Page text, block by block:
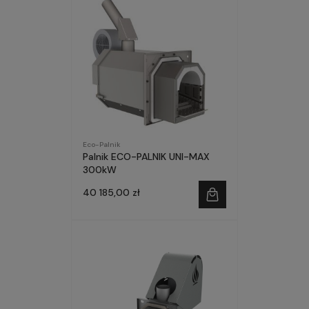
Eco-Palnik
Palnik ECO-PALNIK UNI-MAX
300kW
40 185,00 zł